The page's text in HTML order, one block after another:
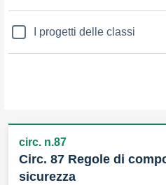
I progetti delle classi
circ. n.87
Circ. 87 Regole di
sicurezza